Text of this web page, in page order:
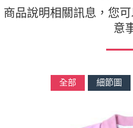
商品說明相關訊息，您
意
全部 細節圖